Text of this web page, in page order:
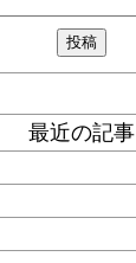
最近の記事